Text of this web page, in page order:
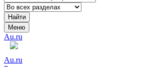
Найти
Меню
Au.ru
Au.ru